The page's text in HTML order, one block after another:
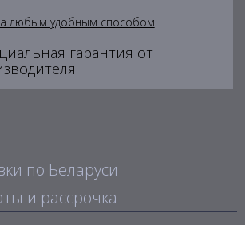
любым удобным способом
гарантия от
по Беларуси
и рассрочка